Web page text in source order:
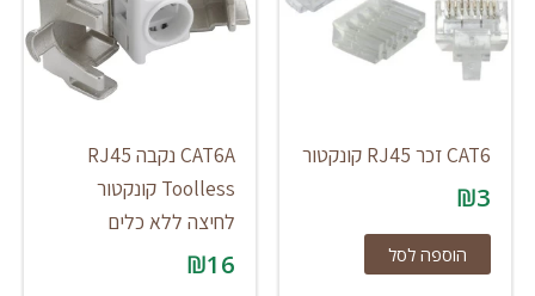
CAT6 זכר RJ45 קונקטור
₪3
הוספה לסל
CAT6A נקבה RJ45
Toolless קונקטור
לחיצה ללא כלים
₪16